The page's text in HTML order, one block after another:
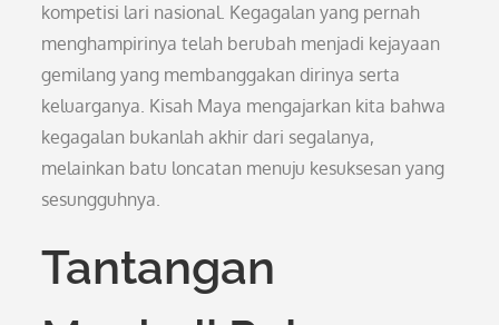
kompetisi lari nasional. Kegagalan yang pernah
menghampirinya telah berubah menjadi kejayaan
gemilang yang membanggakan dirinya serta
keluarganya. Kisah Maya mengajarkan kita bahwa
kegagalan bukanlah akhir dari segalanya,
melainkan batu loncatan menuju kesuksesan yang
sesungguhnya.
Tantangan